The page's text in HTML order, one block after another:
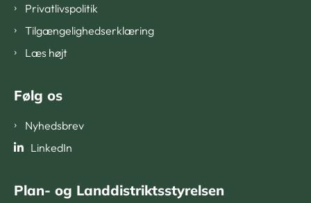
Privatlivspolitik
Tilgængelighedserklæring
Læs højt
Følg os
Nyhedsbrev
LinkedIn
Plan- og Landdistriktsstyrelsen